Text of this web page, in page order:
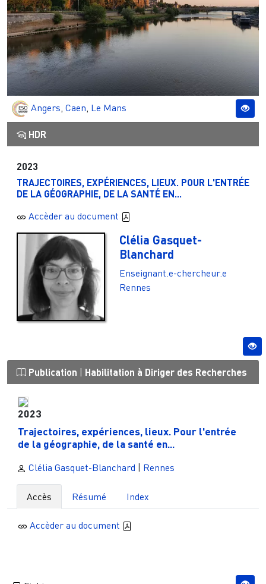
Angers Caen Le Mans
HDR
2023
TRAJECTOIRES, EXPÉRIENCES, LIEUX. POUR L'ENTRÉE
DE LA GÉOGRAPHIE, DE LA SANTÉ EN...
Accèder au document
Clélia Gasquet-
Blanchard
Enseignant.e-chercheur.e
Rennes
Publication Habilitation à Diriger des Recherches
2023
Trajectoires, expériences, lieux. Pour l'entrée
de la géographie, de la santé en...
Clélia Gasquet-Blanchard | Rennes
Accès Résumé Index
Accèder au document